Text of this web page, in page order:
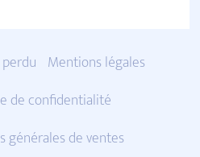
Mentions légales
de confidentialité
générales de ventes